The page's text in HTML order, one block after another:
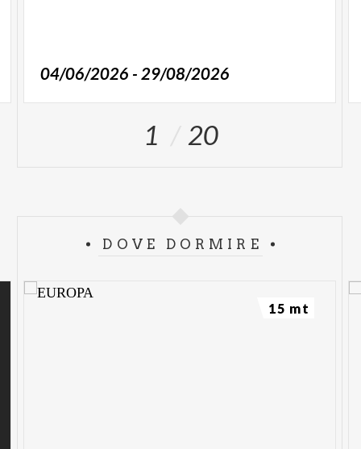
04/06/2026 - 29/08/2026
1 20
DOVE DORMIRE
15 mt